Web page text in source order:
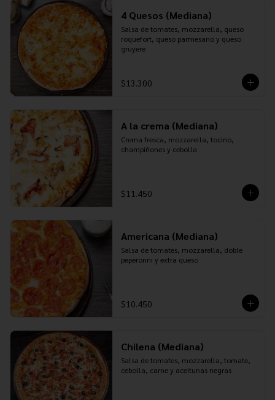
4 Quesos (Mediana)
Salsa de tomates, mozzarella, queso
roquefort, queso parmesano y queso
gruyere
$13.300
A la crema (Mediana)
Crema fresca, mozzarella, tocino,
champiñones y cebolla
$11.450
Americana (Mediana)
Salsa de tomates, mozzarella, doble
peperonni y extra queso
$10.450
Chilena (Mediana)
Salsa de tomates, mozzarella, tomate,
cebolla, carne y aceitunas negras